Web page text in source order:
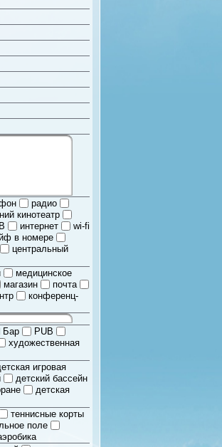
радио
кинотеатр
интернет
wi-fi
в номере
центральный
медицинское
магазин
почта
конференц-
Бар
PUB
художественная
игровая
детский бассейн
детская
теннисные корты
поле